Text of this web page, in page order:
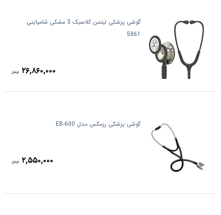
گوشی پزشکی لیتمن کلاسیک 3 مشکی شامپاینی
5861
۲۶,۸۶۰,۰۰۰ تومان
گوشی پزشکی رزمکس مدل EB-600
۲,۵۵۰,۰۰۰ تومان